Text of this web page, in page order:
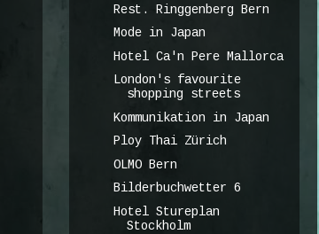
Rest. Ringgenberg Bern
Mode in Japan
Hotel Ca'n Pere Mallorca
London's favourite
shopping streets
Kommunikation in Japan
Ploy Thai Zürich
OLMO Bern
Bilderbuchwetter 6
Hotel Stureplan
Stockholm